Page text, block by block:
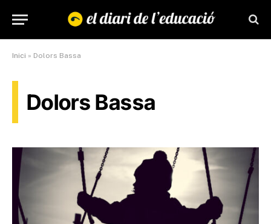
Inici » Dolors Bassa
Dolors Bassa